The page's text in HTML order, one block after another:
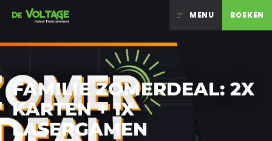
Ga naar inhoud
MENU BOEKEN
FAMILIE ZOMERDEAL: 2X
KARTEN + 1X
LASERGAMEN